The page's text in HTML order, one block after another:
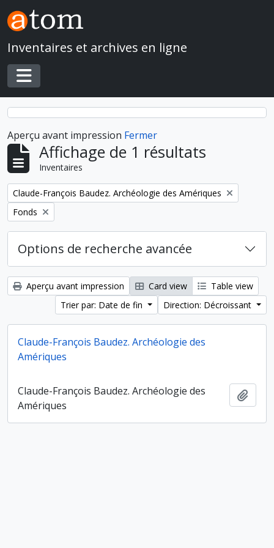
Skip to main content
Inventaires et archives en ligne
Toggle navigation
Aperçu avant impression Fermer
Affichage de 1 résultats
Inventaires
Remove filter:
Claude-François Baudez. Archéologie des Amériques
Remove filter:
Fonds
Options de recherche avancée
Aperçu avant impression Card view
Table view
Trier par: Date de fin
Direction: Décroissant
Claude-François Baudez. Archéologie des
Amériques
Claude-François Baudez. Archéologie des
Amériques